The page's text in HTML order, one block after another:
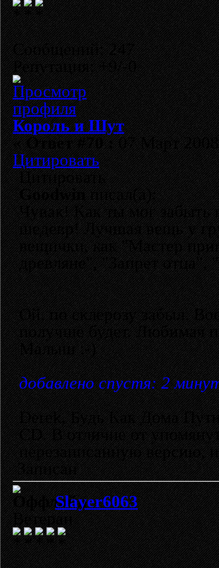
Сообщений: 247
Репутация: +9/-0
Король и Шут
«Ответ #70 :07 Март
Цитировать
Цитировать
Goodwinписал(а):
Чувак! Как ты мог забыть
шедевр! Лучшая вещь у
вещички, как "Мастер
древляне", "Запрет отца",
Ой, по склерозу забыл.
получше будет. Любимая
Малыш :-)
добавлено спустя: 2
Derek, Будь Как Дома
CD. В отличие от
перезаписанную версию,
Записан
Slayer6063
Ветеран